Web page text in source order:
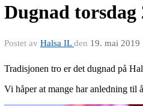
Dugnad torsdag
Postet av Halsa ILden 19. mai 2019
Tradisjonen tro er det dugnad på
Vi håper at mange har anledning til